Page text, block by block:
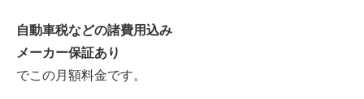
自動車税などの諸費用込み
メーカー保証あり
でこの月額料金です。